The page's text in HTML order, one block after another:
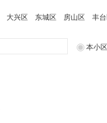
大兴区 东城区 房山区 丰
本小区